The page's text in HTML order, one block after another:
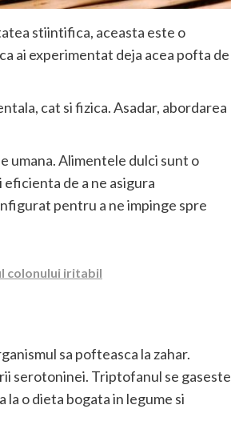
stiintifica, aceasta este o
ai experimentat deja acea pofta de
cat si fizica. Asadar, abordarea
umana. Alimentele dulci sunt o
de a ne asigura
pentru a ne impinge spre
colonului iritabil
sa pofteasca la zahar.
serotoninei. Triptofanul se gaseste
o dieta bogata in legume si